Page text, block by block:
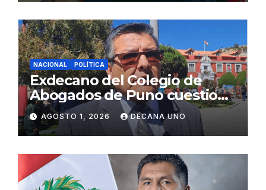
NACIONAL POLÍTICA
Exdecano del Colegio de
Abogados de Puno cuestiona
propuestas sobre seguridad
ciudadana
AGOSTO 1, 2026 DECANA UNO